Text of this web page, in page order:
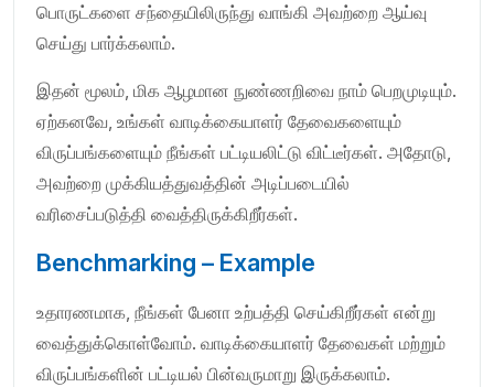
பொருட்களை சந்தையிலிருந்து வாங்கி அவற்றை ஆய்வு
செய்து பார்க்கலாம்.
இதன் மூலம், மிக ஆழமான நுண்ணறிவை நாம் பெறமுடியும்.
ஏற்கனவே, உங்கள் வாடிக்கையாளர் தேவைகளையும்
விருப்பங்களையும் நீங்கள் பட்டியலிட்டு விட்டீர்கள். அதோடு,
அவற்றை முக்கியத்துவத்தின் அடிப்படையில்
வரிசைப்படுத்தி வைத்திருக்கிறீர்கள்.
Benchmarking – Example
உதாரணமாக, நீங்கள் பேனா உற்பத்தி செய்கிறீர்கள் என்று
வைத்துக்கொள்வோம். வாடிக்கையாளர் தேவைகள் மற்றும்
விருப்பங்களின் பட்டியல் பின்வருமாறு இருக்கலாம்.